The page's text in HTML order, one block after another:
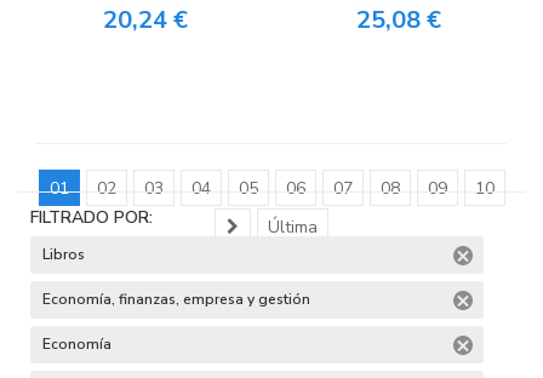
20,24 € 25,08 €
01 02 03 04 05 06 07 08 09
10
Última
FILTRADO POR:
Libros
Economía, finanzas, empresa y gestión
Economía